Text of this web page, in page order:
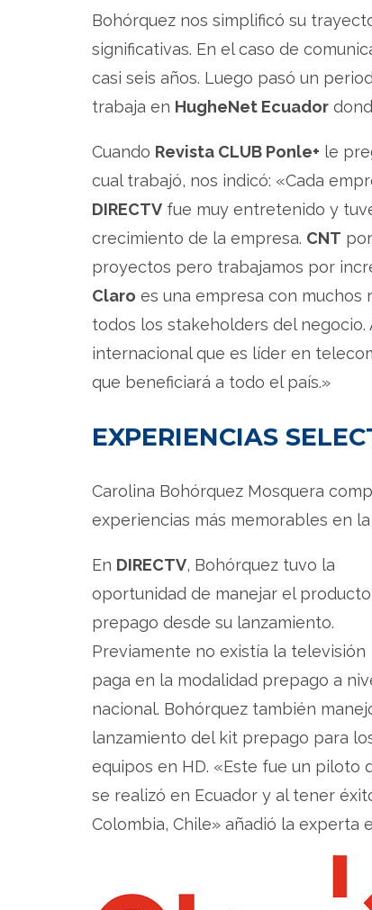
Bohórquez nos simplificó su
significativas. En el caso de
casi seis años. Luego pasó un
trabaja en HugheNet Ecuador
Cuando Revista CLUB Ponle+ le
cual trabajó, nos indicó: «Cada
DIRECTV fue muy entretenido y
crecimiento de la empresa. CNT
proyectos pero trabajamos por
Claro es una empresa con
todos los stakeholders del negocio.
internacional que es líder en
que beneficiará a todo el país.»
EXPERIENCIAS
Carolina Bohórquez Mosquera
experiencias más memorables en
En DIRECTV, Bohórquez tuvo la
oportunidad de manejar el producto
prepago desde su lanzamiento.
Previamente no existía la televisión
paga en la modalidad prepago a
nacional. Bohórquez también
lanzamiento del kit prepago para
equipos en HD. «Este fue un piloto
se realizó en Ecuador y al tener
Colombia, Chile» añadió la experta